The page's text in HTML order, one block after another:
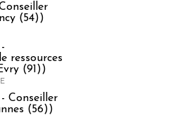
(54))
ressources
(91))
Conseiller
(56))